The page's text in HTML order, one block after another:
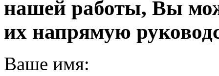
нашей работы, Вы
их напрямую
Ваше имя: